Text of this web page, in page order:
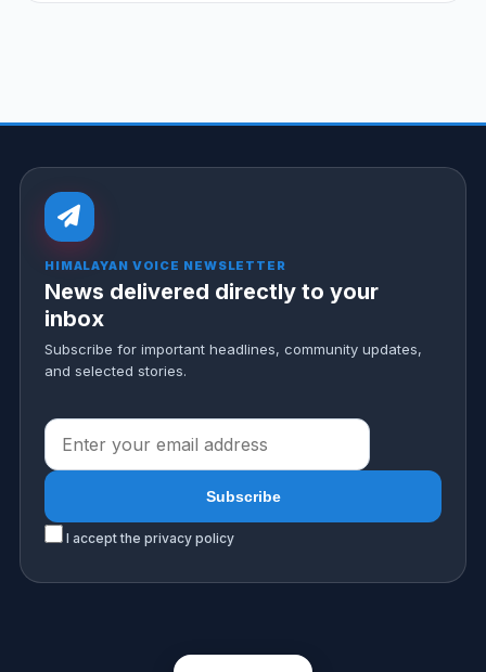
HIMALAYAN VOICE NEWSLETTER
News delivered directly to your
inbox
Subscribe for important headlines, community updates,
and selected stories.
I accept the privacy policy